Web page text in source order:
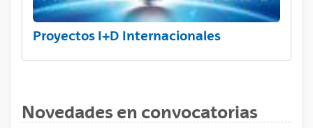
Proyectos I+D Internacionales
Novedades en convocatorias